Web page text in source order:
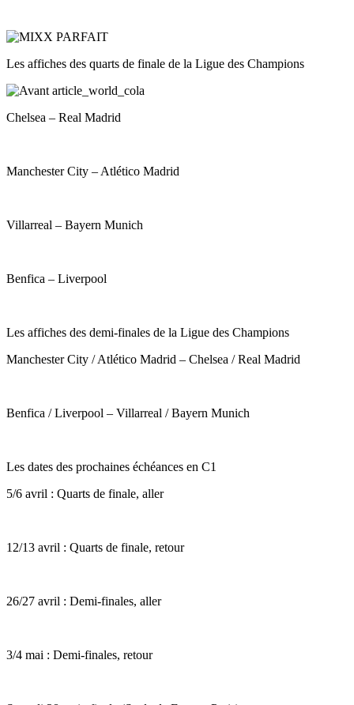
Les affiches des quarts de finale de la Ligue des Champions
Chelsea – Real Madrid
Manchester City – Atlético Madrid
Villarreal – Bayern Munich
Benfica – Liverpool
Les affiches des demi-finales de la Ligue des Champions
Manchester City / Atlético Madrid – Chelsea / Real Madrid
Benfica / Liverpool – Villarreal / Bayern Munich
Les dates des prochaines échéances en C1
5/6 avril : Quarts de finale, aller
12/13 avril : Quarts de finale, retour
26/27 avril : Demi-finales, aller
3/4 mai : Demi-finales, retour